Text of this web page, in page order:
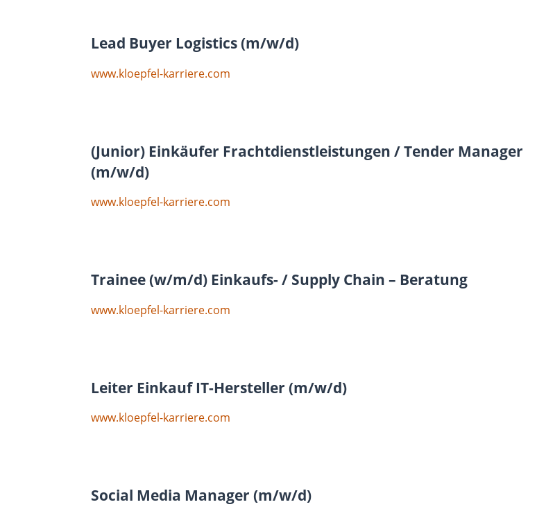
Lead Buyer Logistics (m/w/d)
www.kloepfel-karriere.com
(Junior) Einkäufer Frachtdienstleistungen / Tender Manager
(m/w/d)
www.kloepfel-karriere.com
Trainee (w/m/d) Einkaufs- / Supply Chain – Beratung
www.kloepfel-karriere.com
Leiter Einkauf IT-Hersteller (m/w/d)
www.kloepfel-karriere.com
Social Media Manager (m/w/d)